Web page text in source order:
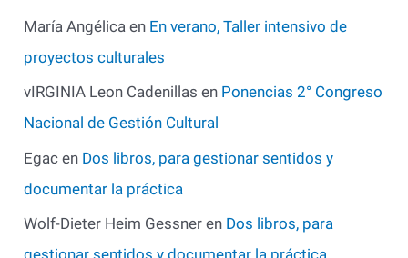
María Angélica en En verano, Taller intensivo de
proyectos culturales
vIRGINIA Leon Cadenillas en Ponencias 2° Congreso
Nacional de Gestión Cultural
Egac en Dos libros, para gestionar sentidos y
documentar la práctica
Wolf-Dieter Heim Gessner en Dos libros, para
gestionar sentidos y documentar la práctica